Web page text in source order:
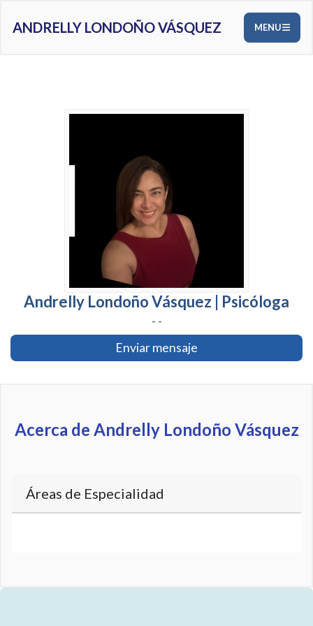
ANDRELLY LONDOÑO VÁSQUEZ MENU
Andrelly Londoño Vásquez | Psicóloga
- -
Enviar mensaje
Acerca de Andrelly Londoño Vásquez
Áreas de Especialidad